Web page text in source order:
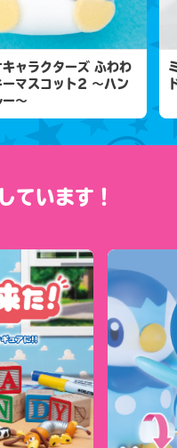
キャラクターズ ふわわ
ーマスコット2 ～ハン
～
ています！